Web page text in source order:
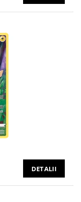
DETALII